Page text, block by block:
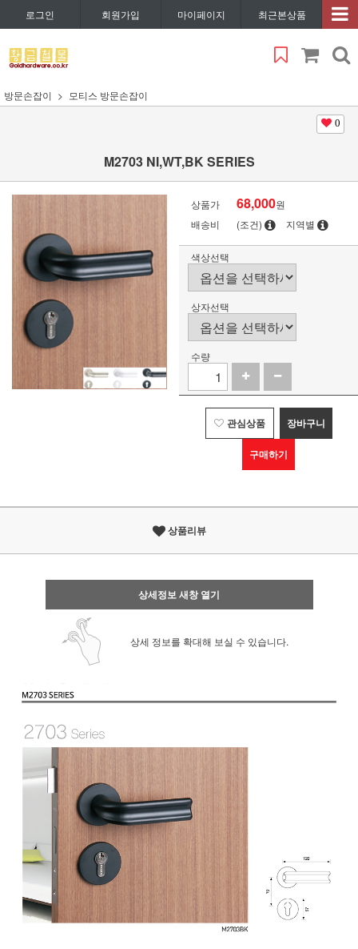
로그인 회원가입 마이페이지 최근본상품
방문손잡이 모티스 방문손잡이
0
M2703 NI,WT,BK SERIES
상품가 68,000원
배송비
(조건) 지역별
색상선택
상자선택
수량
관심상품 장바구니
구매하기
상품리뷰
상세정보 새창 열기
상세 정보를 확대해 보실 수 있습니다.